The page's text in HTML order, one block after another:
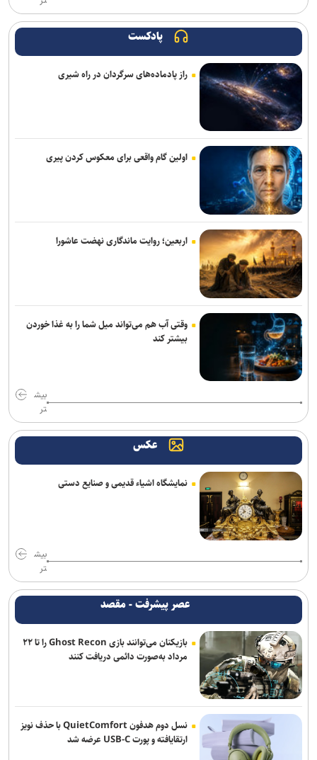
بیانیه بسیج اساتید جهاددانشگاهی به مناسبت سالروز تأسیس
جهاد دانشگاهی برای پاسخ به نیاز‌های کشور نیازمند تحول بنیادین است
ولایتی: نیروهای خارجی باید منطقه را ترک کنند
ارائه طرح کاهش مصرف انرژی ساختمان‌های مسکونی با ترکیب آتریوم و
انرژی خورشیدی
دانشگاه انقلاب اسلامی مهلت ارسال آثار به پویش «هنر برای زندگی» را تا
۳۰ مرداد تمدید کرد
نتایج آزمون‌های سمپاد و نمونه دولتی پایه هفتم اعلام شد
معیارهای علمی و تأثیرگذاری اجتماعی، مبنای انتخاب سرآمدان/ حمایت
مادی و معنوی، لازمه تداوم سرآمدی
پیام معاون علوم تربیتی و مهارتی دانشگاه آزاد اسلامی به مناسبت روز
خبرنگار
دانشگاه تهران: خبرنگاری زیربنای تصمیم‌گیری‌های کلان و هوشمندانه در
جامعه است
خبرنگاران حلقه اتصال دانش با جامعه هستند
زمان نام‌نویسی آزمون کارشناسی ارشد علوم پزشکی فردا آغاز خواهد شد
خبرنگاران، چراغداران حقیقت در شب ابهام ها و میدان جنگ روایت ها
هستند
پیام رئیس سازمان سنجش آموزش كشور به مناسبت روز خبرنگار
آغاز ثبت‌نام دهمین دوره طرح شهید احمدی‌روشن ویژه استادان متقاضی
راهبری هسته‌های مسئله‌محور
پیدا شدن شواهد علمی از بمباران لامرد با فسفر/ نتایج در نشریات
بین‌المللی منتشر می‌شود
نسخه بازگشت ایران به صدر تولید علم؛ تکیه بر نیروی انسانی و حمایت از
پژوهش
شرایط ورود به جشنواره رازی؛ اچ‌ایندکس ۲۰ برای محققان برجسته
نتایج نهایی آزمون دکتری سال ۱۴۰۵ اواخر مرداد ماه اعلام می‌شود
خبرنگاران در خط مقدم روایت حقیقت و صیانت از هویت و عزت ملی قرار
دارند
پادکست
راز پادماده‌های سرگردان در راه شیری
اولین گام واقعی برای معکوس کردن پیری
اربعین؛ روایت ماندگاری نهضت عاشورا
وقتی آب هم می‌تواند میل شما را به غذا خوردن
بیشتر کند
بیش
تر
عکس
نمایشگاه اشیاء قدیمی و صنایع دستی
بیش
تر
عصر پیشرفت - مقصد
بازیکنان می‌توانند بازی Ghost Recon را تا ۲۲
مرداد به‌صورت دائمی دریافت کنند
نسل دوم هدفون QuietComfort با حذف نویز
ارتقایافته و پورت USB-C عرضه شد